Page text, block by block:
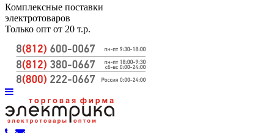
Комплексные поставки
электротоваров
Только опт от 20 т.р.